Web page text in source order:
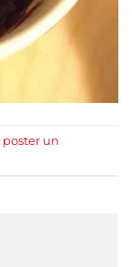
poster un